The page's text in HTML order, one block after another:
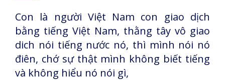
Con là người Việt Nam con giao dịch
bằng tiếng Việt Nam, thằng tây vô giao
dich nói tiếng nước nó, thì mình nói nó
điên, chớ sự thật mình không biết tiếng
và không hiểu nó nói gì,